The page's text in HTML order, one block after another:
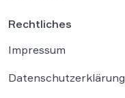
Rechtliches
Impressum
Datenschutzerklärung